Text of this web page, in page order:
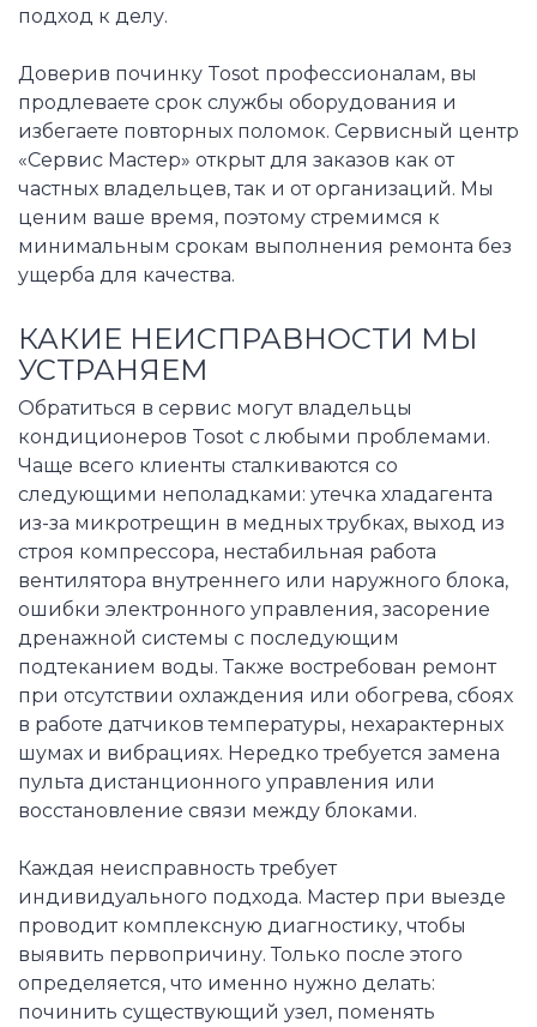
подход к делу.
Доверив починку Tosot профессионалам, вы
продлеваете срок службы оборудования и
избегаете повторных поломок. Сервисный центр
«Сервис Мастер» открыт для заказов как от
частных владельцев, так и от организаций. Мы
ценим ваше время, поэтому стремимся к
минимальным срокам выполнения ремонта без
ущерба для качества.
КАКИЕ НЕИСПРАВНОСТИ МЫ
УСТРАНЯЕМ
Обратиться в сервис могут владельцы
кондиционеров Tosot с любыми проблемами.
Чаще всего клиенты сталкиваются со
следующими неполадками: утечка хладагента
из-за микротрещин в медных трубках, выход из
строя компрессора, нестабильная работа
вентилятора внутреннего или наружного блока,
ошибки электронного управления, засорение
дренажной системы с последующим
подтеканием воды. Также востребован ремонт
при отсутствии охлаждения или обогрева, сбоях
в работе датчиков температуры, нехарактерных
шумах и вибрациях. Нередко требуется замена
пульта дистанционного управления или
восстановление связи между блоками.
Каждая неисправность требует
индивидуального подхода. Мастер при выезде
проводит комплексную диагностику, чтобы
выявить первопричину. Только после этого
определяется, что именно нужно делать:
починить существующий узел, поменять